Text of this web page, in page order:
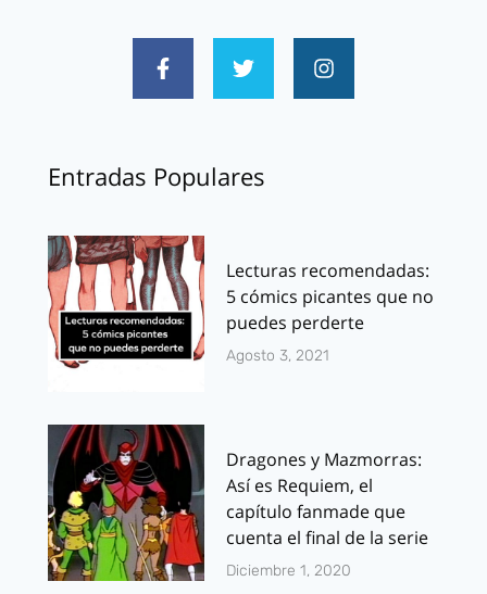
Entradas Populares
Lecturas recomendadas:
5 cómics picantes que no
puedes perderte
Agosto 3, 2021
Dragones y Mazmorras:
Así es Requiem, el
capítulo fanmade que
cuenta el final de la serie
Diciembre 1, 2020